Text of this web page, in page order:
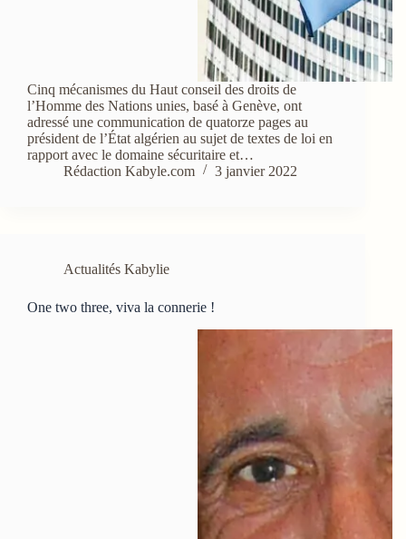
Cinq mécanismes du Haut conseil des droits de
l’Homme des Nations unies, basé à Genève, ont
adressé une communication de quatorze pages au
président de l’État algérien au sujet de textes de loi en
rapport avec le domaine sécuritaire et…
Rédaction Kabyle.com
3 janvier 2022
Actualités Kabylie
One two three, viva la connerie !